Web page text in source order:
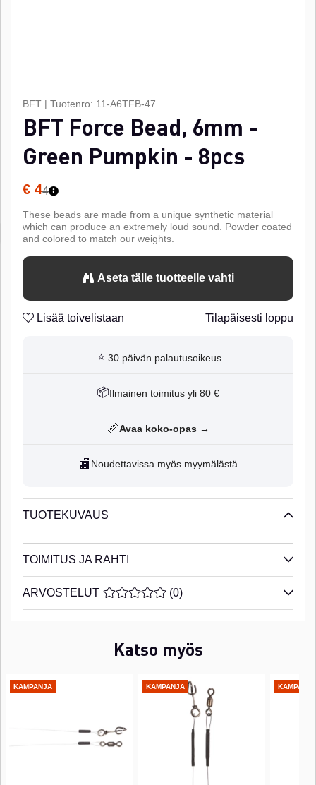
BFT | Tuotenro: 11-A6TFB-47
BFT Force Bead, 6mm -
Green Pumpkin - 8pcs
€ 44
These beads are made from a unique synthetic material
which can produce an extremely loud sound. Powder coated
and colored to match our weights.
Aseta tälle tuotteelle vahti
Lisää toivelistaan Tilapäisesti loppu
⭐ 30 päivän palautusoikeus
📦 Ilmainen toimitus yli 80 €
📏Avaa koko-opas →
🏬 Noudettavissa myös myymälästä
TUOTEKUVAUS
TOIMITUS JA RAHTI
ARVOSTELUT KESKIARVOLUOKITUS 0 / 5
(0)
Katso myös
KAMPANJA KAMPANJA